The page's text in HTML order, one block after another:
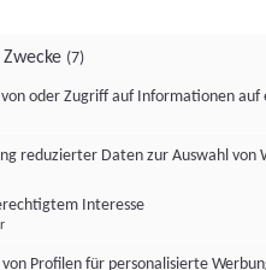
(7)
von oder Zugriff auf Informationen auf
reduzierter Daten zur Auswahl von
Interesse
Profilen für personalisierte